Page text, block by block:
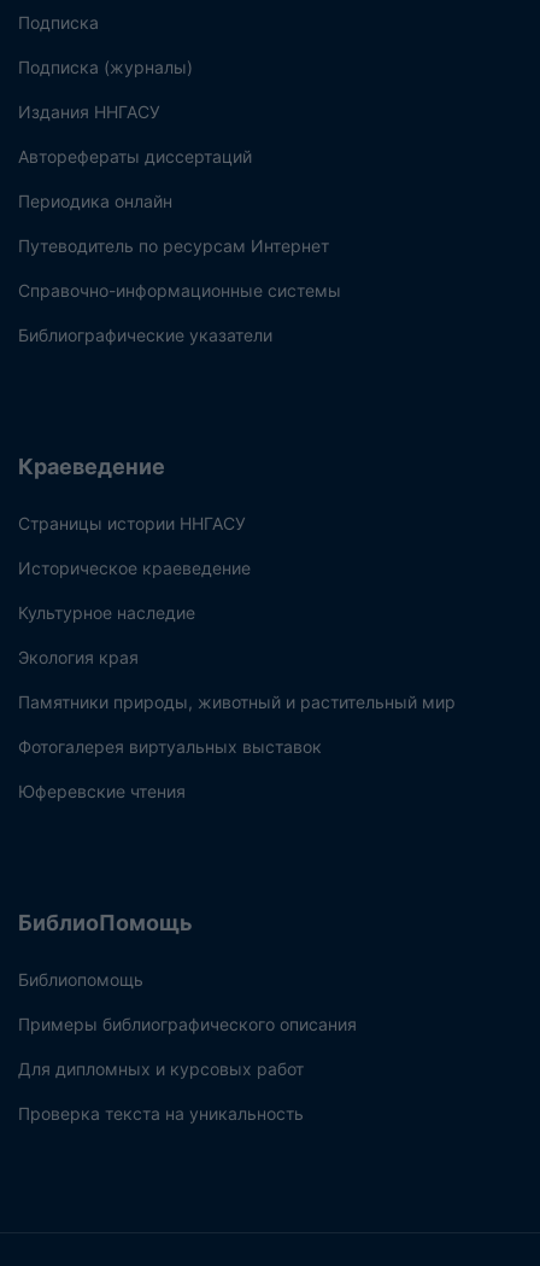
Подписка
Подписка (журналы)
Издания ННГАСУ
Авторефераты диссертаций
Периодика онлайн
Путеводитель по ресурсам Интернет
Справочно-информационные системы
Библиографические указатели
Краеведение
Страницы истории ННГАСУ
Историческое краеведение
Культурное наследие
Экология края
Памятники природы, животный и растительный мир
Фотогалерея виртуальных выставок
Юферевские чтения
БиблиоПомощь
Библиопомощь
Примеры библиографического описания
Для дипломных и курсовых работ
Проверка текста на уникальность